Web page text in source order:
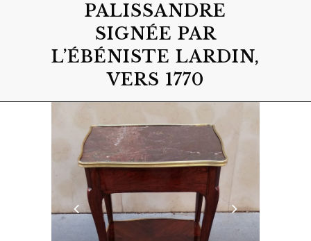
PALISSANDRE
SIGNÉE PAR
L’ÉBÉNISTE LARDIN,
VERS 1770